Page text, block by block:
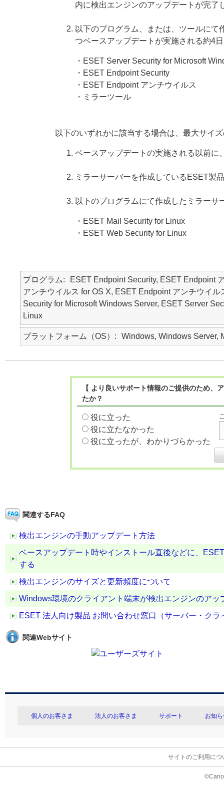
内に検出エンジンのアップデートが完了
以下のプログラム、または、ツールに
つベースアップデートが実施される約4
・ESET Server Security for Microsoft
・ESET Endpoint Security
・ESET Endpoint アンチウイルス
・ミラーツール
以下のいずれかに該当する場合は、最大サイ
ベースアップデートの実施される以前に
ミラーサーバーを作成しているESET製
以下のプログラムにて作成したミラー
・ESET Mail Security for Linux
・ESET Web Security for Linux
プログラム
ESET Endpoint Security, ESET Endpoint
アンチウイルス for OS X, ESET Endpoint アンチウイ
Security for Microsoft Windows Server, ESET Server
Linux
プラットフォーム（OS） Windows, Windows Server,
【 より良いサポート情報のご提供のため
たか？
役に立った
役に立たなかった
役に立ったが、わかりづらかった
関連するFAQ
検出エンジンの手動アップデート方法
ベースアップデート時やインストール直後などに、
する
検出エンジンのサイズと更新頻度について
Windows環境のクライアント端末が検出エンジンのアッ
ESET 法人向け製品 お問い合わせ窓口（サーバー・クラ
関連Webサイト
個人のお客さま 法人のお客さま サポート お知
サイトのご利用につ